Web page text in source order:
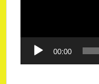
00:00